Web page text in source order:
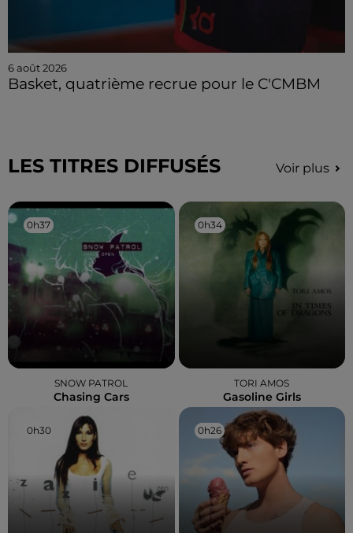
6 août 2026
Basket, quatrième recrue pour le C'CMBM
LES TITRES DIFFUSÉS Voir plus
0h37
0h37
SNOW PATROL
Chasing Cars
0h34
0h34
TORI AMOS
Gasoline Girls
0h30
0h30 0h26
0h26